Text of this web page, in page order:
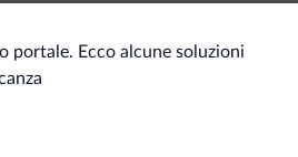
portale. Ecco alcune soluzioni